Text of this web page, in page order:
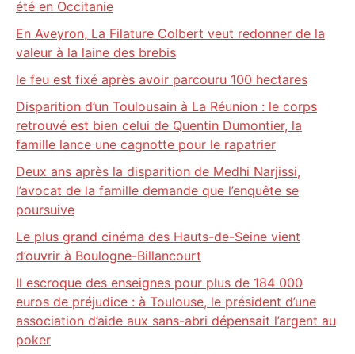
été en Occitanie
En Aveyron, La Filature Colbert veut redonner de la
valeur à la laine des brebis
le feu est fixé après avoir parcouru 100 hectares
Disparition d’un Toulousain à La Réunion : le corps
retrouvé est bien celui de Quentin Dumontier, la
famille lance une cagnotte pour le rapatrier
Deux ans après la disparition de Medhi Narjissi,
l’avocat de la famille demande que l’enquête se
poursuive
Le plus grand cinéma des Hauts-de-Seine vient
d’ouvrir à Boulogne-Billancourt
Il escroque des enseignes pour plus de 184 000
euros de préjudice : à Toulouse, le président d’une
association d’aide aux sans-abri dépensait l’argent au
poker